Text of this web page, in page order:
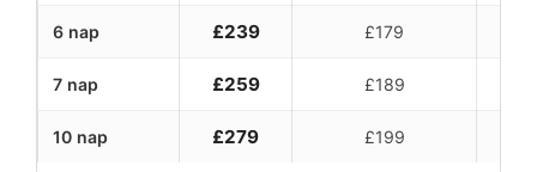
6 nap £239 £179
7 nap £259 £189
10 nap £279 £199